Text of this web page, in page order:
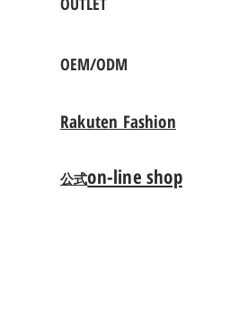
OEM/ODM
Rakuten Fashion
公式on-line shop